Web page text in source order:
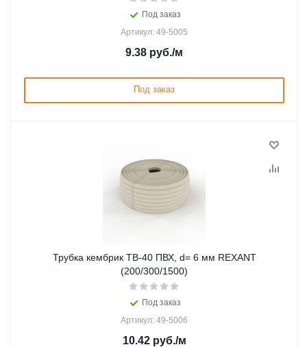
Под заказ
Артикул: 49-5005
9.38 руб./м
Под заказ
Трубка кембрик ТВ-40 ПВХ, d= 6 мм REXANT
(200/300/1500)
Под заказ
Артикул: 49-5006
10.42руб./м